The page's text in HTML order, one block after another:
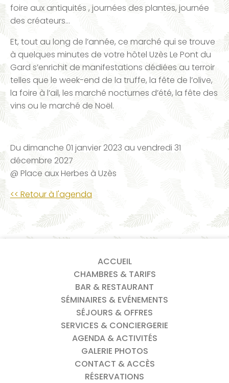
foire aux antiquités , journées des plantes, journée
des créateurs...
Et, tout au long de l’année, ce marché qui se trouve
à quelques minutes de votre hôtel Uzès Le Pont du
Gard s’enrichit de manifestations dédiées au terroir
telles que le week-end de la truffe, la fête de l’olive,
la foire à l’ail, les marché nocturnes d’été, la fête des
vins ou le marché de Noël.
Du dimanche 01 janvier 2023 au vendredi 31
décembre 2027
@ Place aux Herbes à Uzès
<< Retour à l'agenda
ACCUEIL
CHAMBRES & TARIFS
BAR & RESTAURANT
SÉMINAIRES & EVÉNEMENTS
SÉJOURS & OFFRES
SERVICES & CONCIERGERIE
AGENDA & ACTIVITÉS
GALERIE PHOTOS
CONTACT & ACCÈS
RÉSERVATIONS